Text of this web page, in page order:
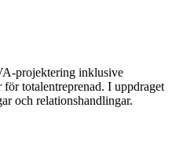
projektering inklusive
totalentreprenad. I uppdraget
och relationshandlingar.